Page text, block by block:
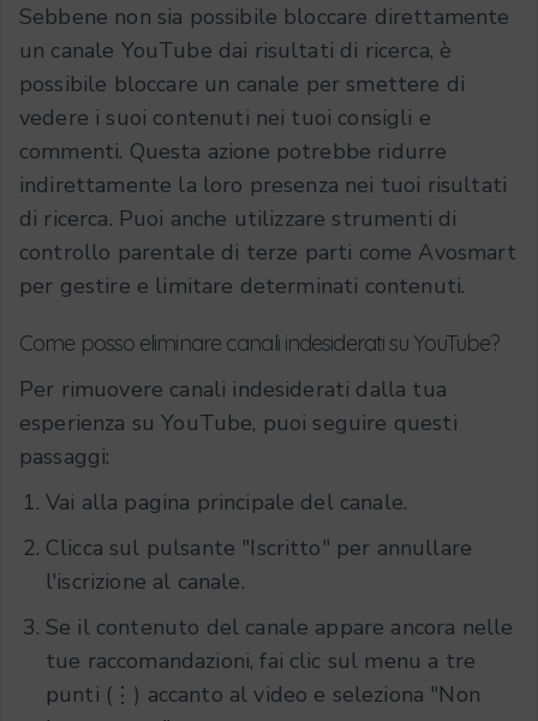
Sebbene non sia possibile bloccare direttamente
un canale YouTube dai risultati di ricerca, è
possibile bloccare un canale per smettere di
vedere i suoi contenuti nei tuoi consigli e
commenti. Questa azione potrebbe ridurre
indirettamente la loro presenza nei tuoi risultati
di ricerca. Puoi anche utilizzare strumenti di
controllo parentale di terze parti come Avosmart
per gestire e limitare determinati contenuti.
Come posso eliminare canali indesiderati su YouTube?
Per rimuovere canali indesiderati dalla tua
esperienza su YouTube, puoi seguire questi
passaggi:
Vai alla pagina principale del canale.
Clicca sul pulsante "Iscritto" per annullare
l'iscrizione al canale.
Se il contenuto del canale appare ancora nelle
tue raccomandazioni, fai clic sul menu a tre
punti (⋮) accanto al video e seleziona "Non